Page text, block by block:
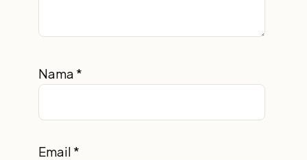
Nama *
Email *